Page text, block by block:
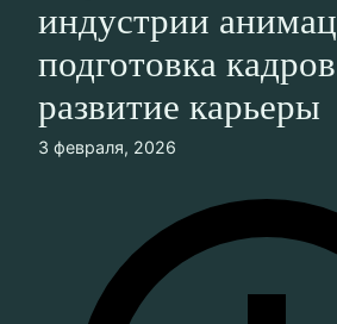
индустрии
подготовка
развитие карьеры
3 февраля, 2026